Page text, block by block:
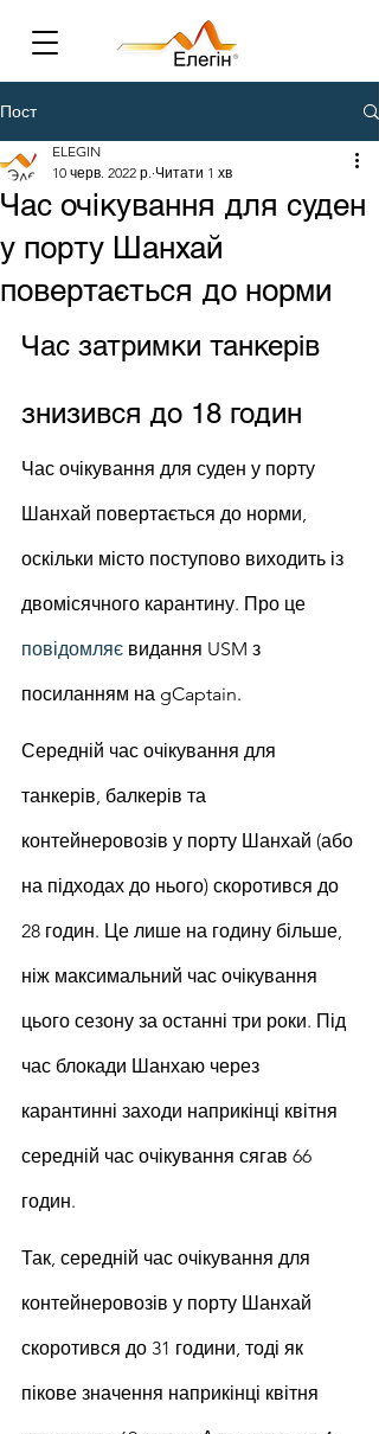
Пост
Час очікування для суден
у порту Шанхай
повертається до норми
ELEGIN
10 черв. 2022 р. Читати 1 хв
Час затримки танкерів
знизився до 18 годин
Час очікування для суден у порту
Шанхай повертається до норми,
оскільки місто поступово виходить із
двомісячного карантину. Про це
повідомляє видання USM з
посиланням на gCaptain.
Середній час очікування для
танкерів, балкерів та
контейнеровозів у порту Шанхай (або
на підходах до нього) скоротився до
28 годин. Це лише на годину більше,
ніж максимальний час очікування
цього сезону за останні три роки. Під
час блокади Шанхаю через
карантинні заходи наприкінці квітня
середній час очікування сягав 66
годин.
Так, середній час очікування для
контейнеровозів у порту Шанхай
скоротився до 31 години, тоді як
пікове значення наприкінці квітня